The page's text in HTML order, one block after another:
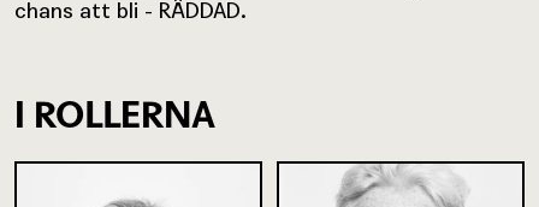
chans att bli - RÄDDAD.
I ROLLERNA